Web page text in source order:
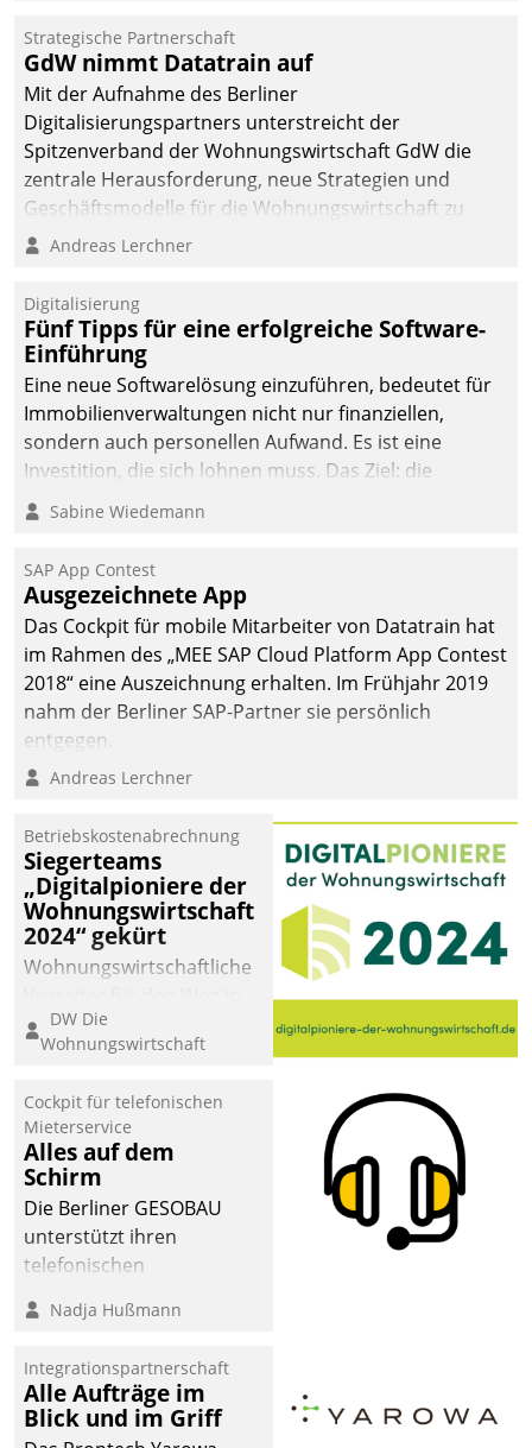
kommunale Wohnungsbauunternehmen daher
gemeinsam mit der Berliner Datatrain GmbH den
Teilprozess der Objektsanierung digitalisiert.
Strategische Partnerschaft
GdW nimmt Datatrain auf
Mit der Aufnahme des Berliner
Digitalisierungspartners unterstreicht der
Spitzenverband der Wohnungswirtschaft GdW die
zentrale Herausforderung, neue Strategien und
Geschäftsmodelle für die Wohnungswirtschaft zu
entwickeln.
Andreas Lerchner
Digitalisierung
Fünf Tipps für eine erfolgreiche Software-
Einführung
Eine neue Softwarelösung einzuführen, bedeutet für
Immobilienverwaltungen nicht nur finanziellen,
sondern auch personellen Aufwand. Es ist eine
Investition, die sich lohnen muss. Das Ziel: die
nachhaltige Optimierung der Geschäftsabläufe. Damit
dieses Ziel erreicht wird, sollten einige Grundregeln
Sabine Wiedemann
SAP App Contest
Ausgezeichnete App
Das Cockpit für mobile Mitarbeiter von Datatrain hat
im Rahmen des „MEE SAP Cloud Platform App Contest
2018“ eine Auszeichnung erhalten. Im Frühjahr 2019
nahm der Berliner SAP-Partner sie persönlich
entgegen.
Andreas Lerchner
Betriebskostenabrechnung
Siegerteams
„Digitalpioniere der
Wohnungswirtschaft
2024“ gekürt
Wohnungswirtschaftliche
eine digitale Zukunft zu
finden, ist das Ziel des
der
Wohnungswirtschaft“.
Bewerben können sich
dafür ein Team
bestehend aus
Wohnungsunternehmen
und PropTech.
DW Die
Wohnungswirtschaft
Cockpit für telefonischen
Mieterservice
Alles auf dem
Schirm
Die Berliner GESOBAU
unterstützt ihren
telefonischen
digitalen Cockpit, das
passende Fragen und
Schlagworte auswirft.
Eine intuitive
Nadja Hußmann
Integrationspartnerschaft
Alle Aufträge im
Blick und im Griff